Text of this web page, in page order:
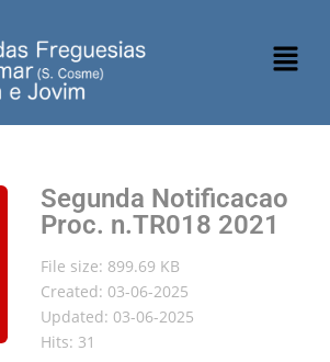
Segunda Notificacao
Proc. n.TR018 2021
File size: 899.69 KB
Created: 03-06-2025
Updated: 03-06-2025
Hits: 31